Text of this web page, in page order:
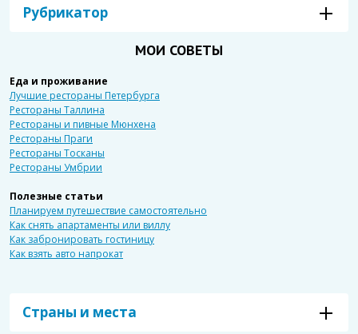
Рубрикатор
МОИ СОВЕТЫ
Еда и проживание
Лучшие рестораны Петербурга
Рестораны Таллина
Рестораны и пивные Мюнхена
Рестораны Праги
Рестораны Тосканы
Рестораны Умбрии
Полезные статьи
Планируем путешествие самостоятельно
Как снять апартаменты или виллу
Как забронировать гостиницу
Как взять авто напрокат
Страны и места